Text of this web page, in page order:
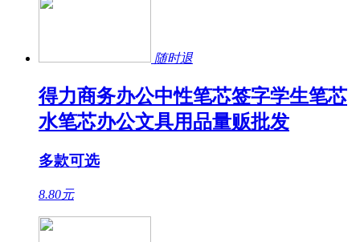
随时退
得力商务办公中性笔芯签字学生笔芯
水笔芯办公文具用品量贩批发
多款可选
8.80元